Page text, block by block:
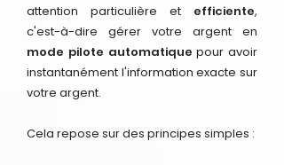
attention particulière et efficiente,
c'est-à-dire gérer votre argent en
mode pilote automatique pour avoir
instantanément l'information exacte sur
votre argent.
Cela repose sur des principes simples :